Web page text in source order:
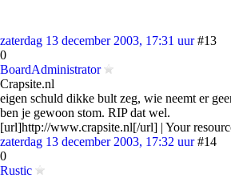
zaterdag 13 december 2003, 17:31 uur #13
0
BoardAdministrator
Crapsite.nl
eigen schuld dikke bult zeg, wie neemt er
ben je gewoon stom. RIP dat wel.
[url]http://www.crapsite.nl[/url] | Your
zaterdag 13 december 2003, 17:32 uur #14
0
Rustic